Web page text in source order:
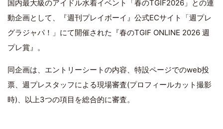
国内最大級のアイドル水着イベント「春のTGIF2026」との連
動企画として、『週刊プレイボーイ』公式ECサイト「週プレ
グラジャパ！」にて開催された『春のTGIF ONLINE 2026 週
プレ賞』。
同企画は、エントリーシートの内容、特設ページでのweb投
票、週プレスタッフによる現場審査(プロフィールカット撮影
時)、以上3つの項目を総合的に審査。